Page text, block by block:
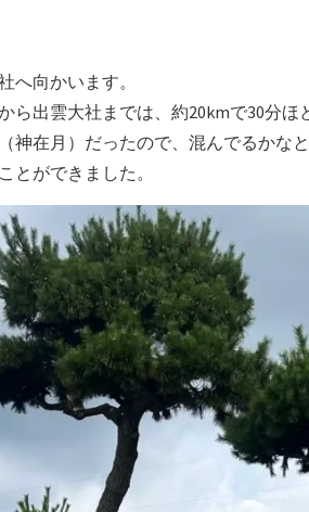
へ向かいます。
ら出雲大社までは、約20kmで30分ほ
神在月）だったので、混んでるかな
とができました。